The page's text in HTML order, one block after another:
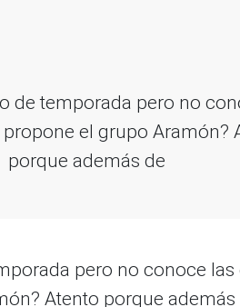
de temporada pero no
el grupo Aramón?
porque además de
pero no conoce
Atento porque